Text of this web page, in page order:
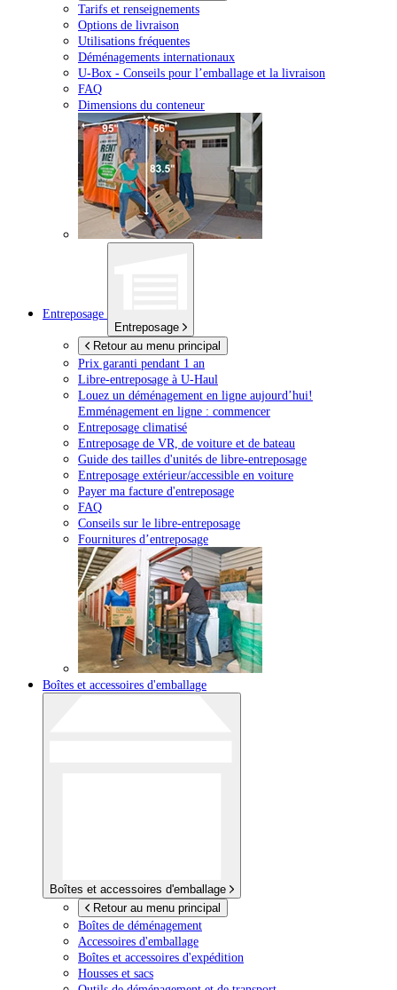
Tarifs et renseignements
Options de livraison
Utilisations fréquentes
Déménagements internationaux
U-Box - Conseils pour l’emballage et la livraison
FAQ
Dimensions du conteneur
Entreposage
Entreposage
Retour au menu principal
Prix garanti pendant 1 an
Libre-entreposage à U-Haul
Louez un déménagement en ligne aujourd’hui!
Emménagement en ligne : commencer
Entreposage climatisé
Entreposage de VR, de voiture et de bateau
Guide des tailles d'unités de libre-entreposage
Entreposage extérieur/accessible en voiture
Payer ma facture d'entreposage
FAQ
Conseils sur le libre-entreposage
Fournitures d’entreposage
Boîtes et accessoires d'emballage
Boîtes et accessoires d'emballage
Retour au menu principal
Boîtes de déménagement
Accessoires d'emballage
Boîtes et accessoires d'expédition
Housses et sacs